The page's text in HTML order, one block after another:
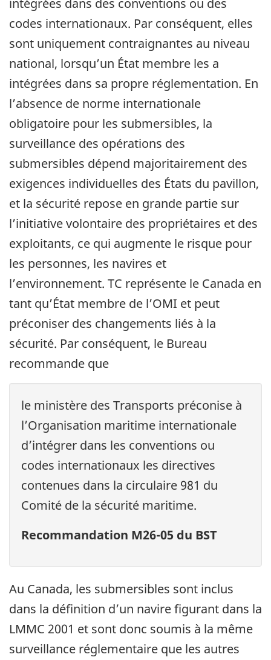
intégrées dans des conventions ou des
codes internationaux. Par conséquent, elles
sont uniquement contraignantes au niveau
national, lorsqu’un État membre les a
intégrées dans sa propre réglementation. En
l’absence de norme internationale
obligatoire pour les submersibles, la
surveillance des opérations des
submersibles dépend majoritairement des
exigences individuelles des États du pavillon,
et la sécurité repose en grande partie sur
l’initiative volontaire des propriétaires et des
exploitants, ce qui augmente le risque pour
les personnes, les navires et
l’environnement. TC représente le Canada en
tant qu’État membre de l’OMI et peut
préconiser des changements liés à la
sécurité. Par conséquent, le Bureau
recommande que
le ministère des Transports préconise à
l’Organisation maritime internationale
d’intégrer dans les conventions ou
codes internationaux les directives
contenues dans la circulaire 981 du
Comité de la sécurité maritime.
Recommandation M26-05 du BST
Au Canada, les submersibles sont inclus
dans la définition d’un navire figurant dans la
LMMC 2001 et sont donc soumis à la même
surveillance réglementaire que les autres